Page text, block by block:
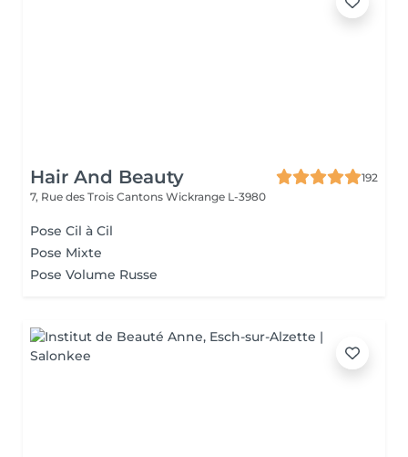
Hair And Beauty
192
7, Rue des Trois Cantons Wickrange L-3980
Pose Cil à Cil
Pose Mixte
Pose Volume Russe